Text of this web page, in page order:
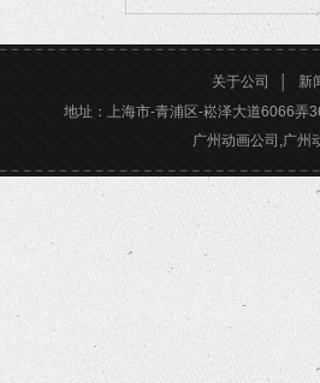
2026/02/24
关于公司
新
地址：上海市-青浦区-崧泽大道6066弄
广州动画公司,广州